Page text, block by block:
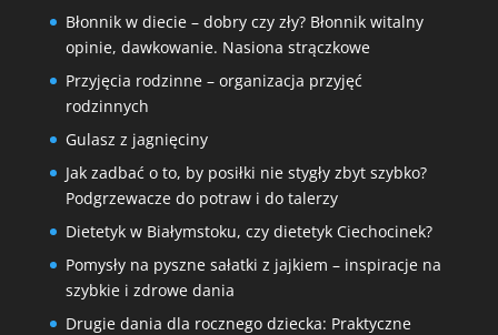
Błonnik w diecie – dobry czy zły? Błonnik witalny
opinie, dawkowanie. Nasiona strączkowe
Przyjęcia rodzinne – organizacja przyjęć
rodzinnych
Gulasz z jagnięciny
Jak zadbać o to, by posiłki nie stygły zbyt szybko?
Podgrzewacze do potraw i do talerzy
Dietetyk w Białymstoku, czy dietetyk Ciechocinek?
Pomysły na pyszne sałatki z jajkiem – inspiracje na
szybkie i zdrowe dania
Drugie dania dla rocznego dziecka: Praktyczne